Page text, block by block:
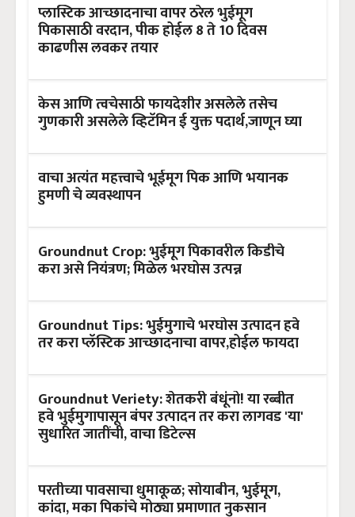
प्लास्टिक आच्छादनाचा वापर ठरेल भुईमूग
पिकासाठी वरदान, पीक होईल 8 ते 10 दिवस
काढणीस लवकर तयार
केस आणि त्वचेसाठी फायदेशीर असलेले तसेच
गुणकारी असलेले व्हिटॅमिन ई युक्त पदार्थ,जाणून घ्या
वाचा अत्यंत महत्त्वाचे भूईमूग पिक आणि भयानक
हुमणी चे व्यवस्थापन
Groundnut Crop: भुईमूग पिकावरील किडीचे
करा असे नियंत्रण; मिळेल भरघोस उत्पन्न
Groundnut Tips: भुईमुगाचे भरघोस उत्पादन हवे
तर करा प्लॅस्टिक आच्छादनाचा वापर,होईल फायदा
Groundnut Veriety: शेतकरी बंधूंनो! या रब्बीत
हवे भुईमुगापासून बंपर उत्पादन तर करा लागवड 'या'
सुधारित जातींची, वाचा डिटेल्स
परतीच्या पावसाचा धुमाकूळ; सोयाबीन, भुईमूग,
कांदा, मका पिकांचे मोठ्या प्रमाणात नुकसान